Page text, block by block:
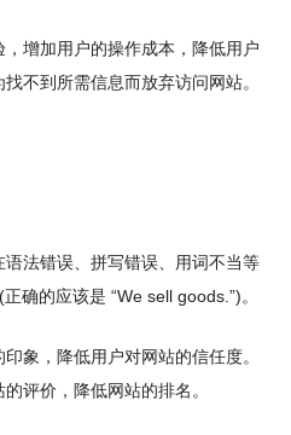
增加用户的操作成本，降低用户
不到所需信息而放弃访问网站。
法错误、拼写错误、用词不当等
确的应该是 “We sell goods.”)。
，降低用户对网站的信任度。
评价，降低网站的排名。